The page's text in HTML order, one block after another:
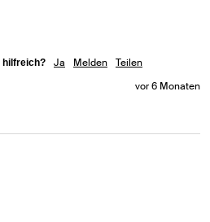
hilfreich? Ja Melden
Teilen
vor 6 Monaten